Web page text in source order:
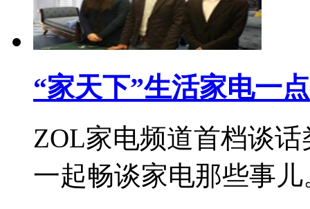
“家天下”生活家电一
ZOL家电频道首档谈
一起畅谈家电那些事儿